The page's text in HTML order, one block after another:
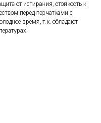
от истирания, стойкость к
перед перчатками с
время, т.к. обладают